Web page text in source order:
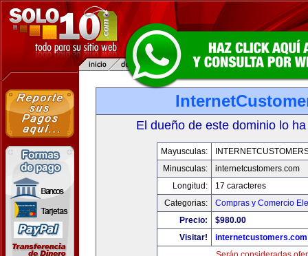
El dueño de este dominio lo
Mayusculas:
Minusculas:
internetcustomers.com
Longitud:
17 caracteres
Categorias:
Compras y Comercio
Precio:
$980.00
Visitar!
internetcustomers.com